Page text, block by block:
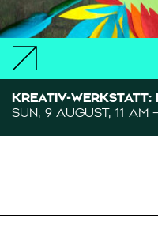
KREATIV-WERKSTATT:
SUN, 9 AUGUST, 11 AM